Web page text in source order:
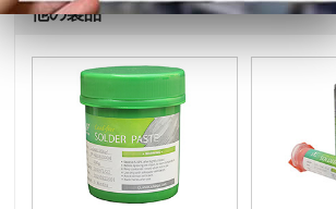
他の製品